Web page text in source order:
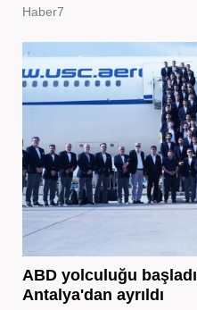
Haber7
ABD yolculuğu
Antalya'dan ayrıldı